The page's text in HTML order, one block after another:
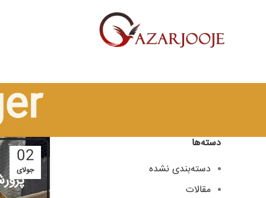
02
جولای
دسته‌ها
دسته‌بندی نشده
مقالات